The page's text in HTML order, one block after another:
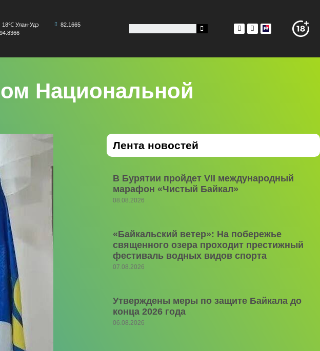
18℃ Улан-Удэ
82.1665
94.8366
Национальной
Лента новостей
В Бурятии пройдет VII международный
марафон «Чистый Байкал»
08.08.2026
«Байкальский ветер»: На побережье
священного озера проходит престижный
фестиваль водных видов спорта
07.08.2026
Утверждены меры по защите Байкала до
конца 2026 года
06.08.2026